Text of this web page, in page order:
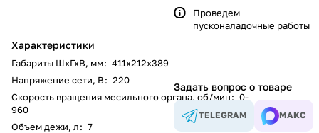
Характеристики
Габариты ШхГхВ, мм: 411х212х389
Напряжение сети, В: 220
Скорость вращения месильного органа, об/мин: 0-
960
Объем дежи, л: 7
Проведем
пусконаладочные работы
Задать вопрос о товаре
TELEGRAM МАКС